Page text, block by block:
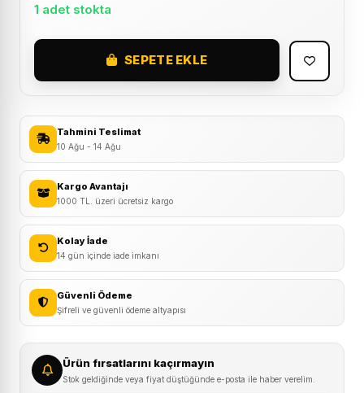
1 adet stokta
Bisiklet
Suluk
Matara
Kafesi
Kırmızı/Gri
adet
SEPETE EKLE
Tahmini Teslimat
10 Ağu - 14 Ağu
Kargo Avantajı
1000 TL. üzeri ücretsiz kargo
Kolay İade
14 gün içinde iade imkanı
Güvenli Ödeme
Şifreli ve güvenli ödeme altyapısı
Ürün fırsatlarını kaçırmayın
Stok geldiğinde veya fiyat düştüğünde e-posta ile haber verelim.